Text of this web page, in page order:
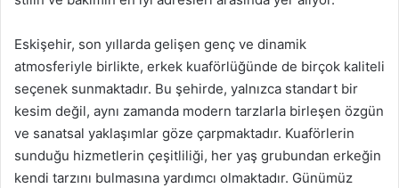
Eskişehir, son yıllarda gelişen genç ve dinamik
atmosferiyle birlikte, erkek kuaförlüğünde de birçok kaliteli
seçenek sunmaktadır. Bu şehirde, yalnızca standart bir
kesim değil, aynı zamanda modern tarzlarla birleşen özgün
ve sanatsal yaklaşımlar göze çarpmaktadır. Kuaförlerin
sunduğu hizmetlerin çeşitliliği, her yaş grubundan erkeğin
kendi tarzını bulmasına yardımcı olmaktadır. Günümüz